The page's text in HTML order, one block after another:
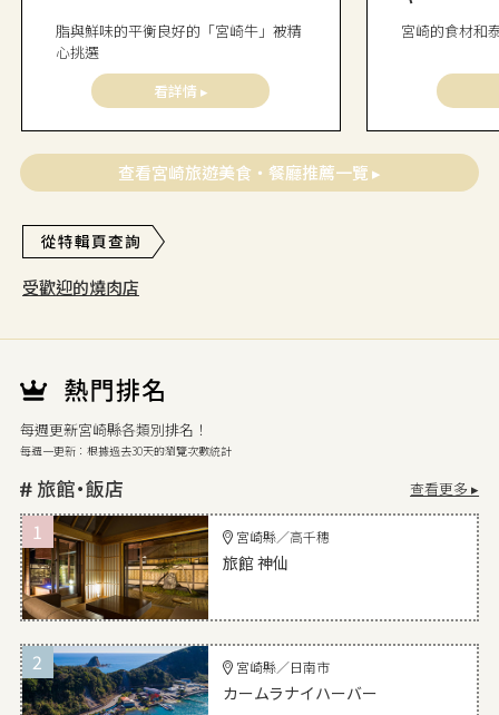
脂與鮮味的平衡良好的「宮崎牛」被精
心挑選
看詳情 ▸
宮崎的食材和
查看宮崎旅遊美食・餐廳推薦一覽 ▸
受歡迎的燒肉店
每週更新宮崎縣各類別排名！
每週一更新：根據過去30天的瀏覽次數統計
查看更多 ▸
1 宮崎縣／高千穗
旅館 神仙
2 宮崎縣／日南市
カームラナイハーバー